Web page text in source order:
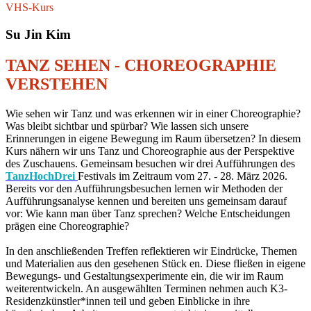
VHS-Kurs
Su Jin Kim
TANZ SEHEN - CHOREOGRAPHIE
VERSTEHEN
Wie sehen wir Tanz und was erkennen wir in einer Choreographie?
Was bleibt sichtbar und spürbar? Wie lassen sich unsere
Erinnerungen in eigene Bewegung im Raum übersetzen? In diesem
Kurs nähern wir uns Tanz und Choreographie aus der Perspektive
des Zuschauens. Gemeinsam besuchen wir drei Aufführungen des
TanzHochDrei Festivals im Zeitraum vom 27. - 28. März 2026.
Bereits vor den Aufführungsbesuchen lernen wir Methoden der
Aufführungsanalyse kennen und bereiten uns gemeinsam darauf
vor: Wie kann man über Tanz sprechen? Welche Entscheidungen
prägen eine Choreographie?
In den anschließenden Treffen reflektieren wir Eindrücke, Themen
und Materialien aus den gesehenen Stück en. Diese fließen in eigene
Bewegungs- und Gestaltungsexperimente ein, die wir im Raum
weiterentwickeln. An ausgewählten Terminen nehmen auch K3-
Residenzkünstler*innen teil und geben Einblicke in ihre